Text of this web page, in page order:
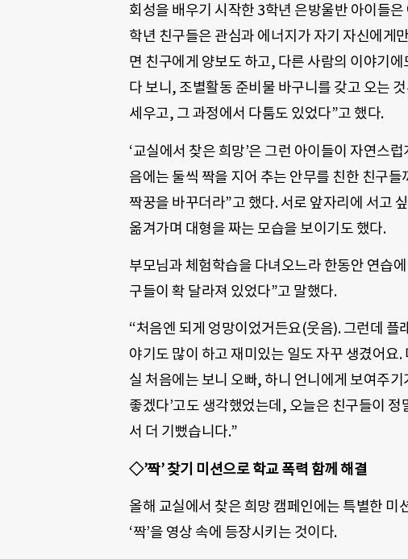
회성을 배우기 시작한 3학년 은방울반 아이들
학년 친구들은 관심과 에너지가 자기 자신에게
면 친구에게 양보도 하고, 다른 사람의 이야기
다 보니, 조별활동 준비물 바구니를 갖고 오는
세우고, 그 과정에서 다툼도 있었다”고 했다.
‘교실에서 찾은 희망’은 그런 아이들이 자연스
음에는 둘씩 짝을 지어 추는 안무를 친한 친구
짝꿍을 바꾸더라”고 했다. 서로 앞자리에 서고
옮겨가며 대형을 짜는 모습을 보이기도 했다.
부모님과 체험학습을 다녀오느라 한동안 연습
구들이 확 달라져 있었다”고 말했다.
“처음엔 되게 엉망이었거든요(웃음). 그런데 플
야기도 많이 하고 재미있는 일도 자꾸 생겼어요
실 처음에는 보니 오빠, 하니 언니에게 보여주
좋겠다’고도 생각했었는데, 오늘은 친구들이
서 더 기뻤습니다.”
◇’짝’ 찾기 미션으로 학교 폭력 함께 해결
올해 교실에서 찾은 희망 캠페인에는 특별한
‘짝’을 영상 속에 등장시키는 것이다.